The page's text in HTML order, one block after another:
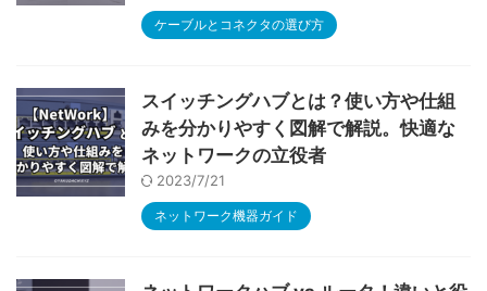
ケーブルとコネクタの選び方
スイッチングハブとは？使い方や仕組
みを分かりやすく図解で解説。快適な
ネットワークの立役者
2023/7/21
ネットワーク機器ガイド